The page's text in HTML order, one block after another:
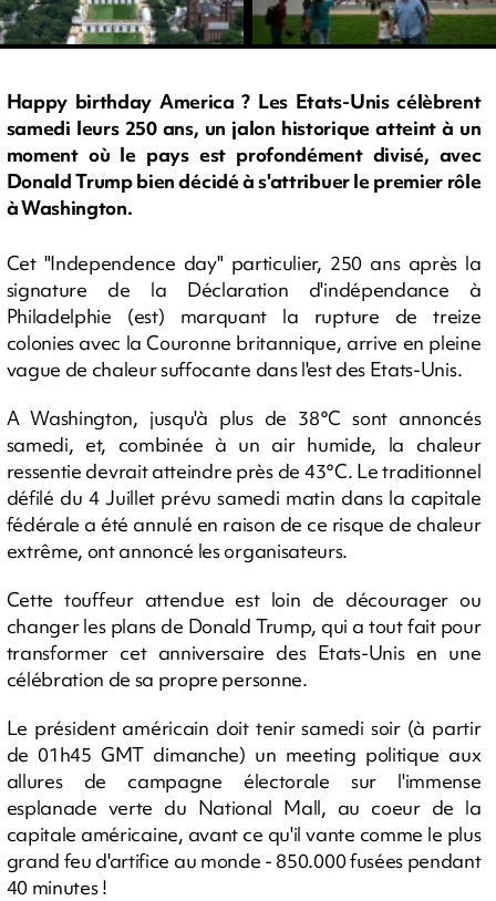
Happy birthday America ? Les Etats-Unis célèbrent
samedi leurs 250 ans, un jalon historique atteint à un
moment où le pays est profondément divisé, avec
Donald Trump bien décidé à s'attribuer le premier rôle
à Washington.
Cet "Independence day" particulier, 250 ans après la
signature de la Déclaration d'indépendance à
Philadelphie (est) marquant la rupture de treize
colonies avec la Couronne britannique, arrive en pleine
vague de chaleur suffocante dans l'est des Etats-Unis.
A Washington, jusqu'à plus de 38°C sont annoncés
samedi, et, combinée à un air humide, la chaleur
ressentie devrait atteindre près de 43°C. Le traditionnel
défilé du 4 Juillet prévu samedi matin dans la capitale
fédérale a été annulé en raison de ce risque de chaleur
extrême, ont annoncé les organisateurs.
Cette touffeur attendue est loin de décourager ou
changer les plans de Donald Trump, qui a tout fait pour
transformer cet anniversaire des Etats-Unis en une
célébration de sa propre personne.
Le président américain doit tenir samedi soir (à partir
de 01h45 GMT dimanche) un meeting politique aux
allures de campagne électorale sur l'immense
esplanade verte du National Mall, au coeur de la
capitale américaine, avant ce qu'il vante comme le plus
grand feu d'artifice au monde - 850.000 fusées pendant
40 minutes !